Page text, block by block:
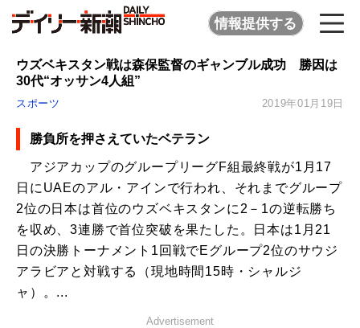
情報提供する
ウズベキスタン戦は森保監督のギャンブル成功 勝因は
30代“オッサン4人組”
スポーツ 2019年01月19日
勝負所を押さえていたベテラン
アジアカップのグループリーグF組最終戦が1月17
日にUAEのアル・アインで行われ、それまでグループ
2位の日本は首位のウズベキスタンに2－1の逆転勝ち
を収め、3連勝で首位突破を果たした。日本は1月21
日の決勝トーナメント1回戦でEグループ2位のサウジ
アラビアと対戦する（現地時間15時・シャルジ
ャ）。...
Advertisement